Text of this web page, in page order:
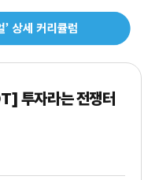
투자라는 전쟁터